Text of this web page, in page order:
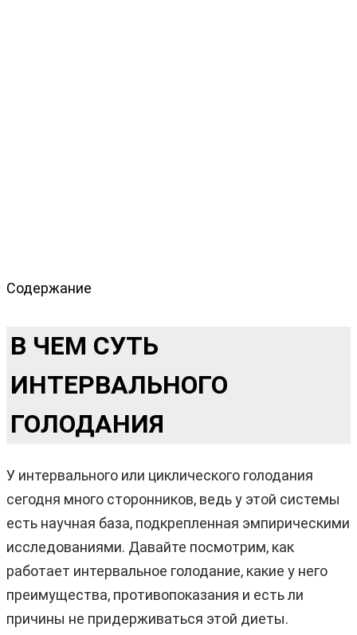
Содержание
В ЧЕМ СУТЬ
ИНТЕРВАЛЬНОГО
ГОЛОДАНИЯ
У интервального или циклического голодания
сегодня много сторонников, ведь у этой системы
есть научная база, подкрепленная эмпирическими
исследованиями. Давайте посмотрим, как
работает интервальное голодание, какие у него
преимущества, противопоказания и есть ли
причины не придерживаться этой диеты.